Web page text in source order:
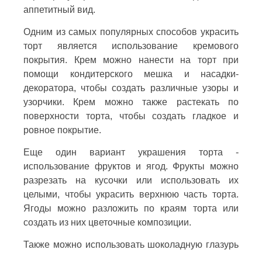
аппетитный вид.
Одним из самых популярных способов украсить
торт является использование кремового
покрытия. Крем можно нанести на торт при
помощи кондитерского мешка и насадки-
декоратора, чтобы создать различные узоры и
узорчики. Крем можно также растекать по
поверхности торта, чтобы создать гладкое и
ровное покрытие.
Еще один вариант украшения торта -
использование фруктов и ягод. Фрукты можно
разрезать на кусочки или использовать их
целыми, чтобы украсить верхнюю часть торта.
Ягоды можно разложить по краям торта или
создать из них цветочные композиции.
Также можно использовать шоколадную глазурь